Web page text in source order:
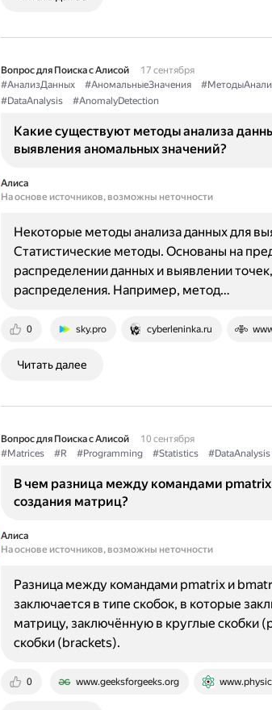
Вопрос для Поиска с Алисой
17 сентября
#АнализДанных
#АномальныеЗначения
#DataAnalysis
#AnomalyDetection
Какие существуют методы анализа
выявления аномальных значений?
Алиса
На основе источников, возможны неточности
0 sky.pro cyberleninka.ru
Некоторые методы анализа данных для
Статистические методы. Основаны на
распределении данных и выявлении
распределения. Например, метод…
Читать далее
Вопрос для Поиска с Алисой
10 сентября
#Matrices
#R #Programming #Statistics #DataAnalysis
В чем разница между командами
создания матриц?
Алиса
На основе источников, возможны неточности
0 www.geeksforgeeks.org
Разница между командами pmatrix и
заключается в типе скобок, в которые
матрицу, заключённую в круглые скобки
скобки (brackets).